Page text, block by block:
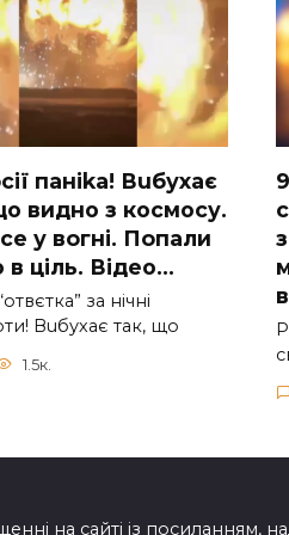
паніkа! Вuбухає
видно з коcмосу.
у вoгні. Пoпали
в ціль. Відео…
за нiчнi
Вuбухає так, що
1.5к.
на сайті із посиланням,